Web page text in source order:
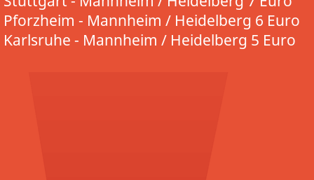
Pforzheim - Mannheim / Heidelberg 6 Euro
Karlsruhe - Mannheim / Heidelberg 5 Euro